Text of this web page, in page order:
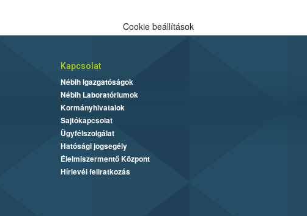
Cookie beállítások
Kapcsolat
Nébih Igazgatóságok
Nébih Laboratóriumok
Kormányhivatalok
Sajtókapcsolat
Ügyfélszolgálat
Hatósági jogsegély
Élelmiszermentő Központ
Hírlevél feliratkozás